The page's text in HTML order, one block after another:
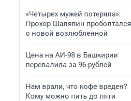
«Четырех мужей потеряла»:
Прохор Шаляпин проболтался
о новой возлюбленной
Цена на АИ-98 в Башкирии
перевалила за 96 рублей
Нам врали, что кофе вреден?
Кому можно пить до пяти